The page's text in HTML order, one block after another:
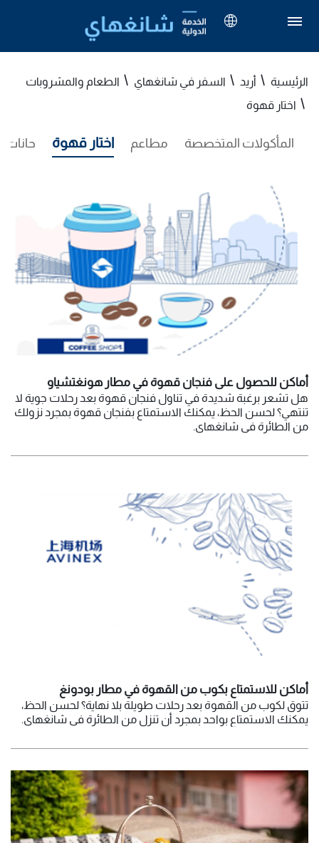
الرئيسية أريد السفر في شانغهاي
الطعام والمشروبات
اختار قهوة
المأكولات المتخصصة مطاعم اختار قهوة حانات
أماكن للحصول على فنجان قهوة في مطار هونغتشياو
هل تشعر برغبة شديدة في تناول فنجان قهوة بعد رحلات جوية لا
تنتهي؟ لحسن الحظ، يمكنك الاستمتاع بفنجان قهوة بمجرد نزولك
من الطائرة في شانغهاي.
أماكن للاستمتاع بكوب من القهوة في مطار بودونغ
تتوق لكوب من القهوة بعد رحلات طويلة بلا نهاية؟ لحسن الحظ،
يمكنك الاستمتاع بواحد بمجرد أن تنزل من الطائرة في شانغهاي.